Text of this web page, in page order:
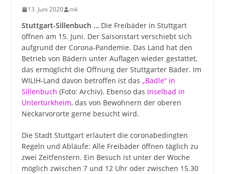
13. Juni 2020 mk
Stuttgart-Sillenbuch …Die Freibäder in Stuttgart
öffnen am 15. Juni. Der Saisonstart verschiebt sich
aufgrund der Corona-Pandemie. Das Land hat den
Betrieb von Bädern unter Auflagen wieder gestattet,
das ermöglicht die Öffnung der Stuttgarter Bäder. Im
WILIH-Land davon betroffen ist das „Bädle” in
Sillenbuch (Foto: Archiv). Ebenso das Inselbad in
Untertürkheim, das von Bewohnern der oberen
Neckarvororte gerne besucht wird.
Die Stadt Stuttgart erläutert die coronabedingten
Regeln und Abläufe: Alle Freibäder öffnen täglich zu
zwei Zeitfenstern. Ein Besuch ist unter der Woche
möglich zwischen 7 und 12 Uhr oder zwischen 15.30